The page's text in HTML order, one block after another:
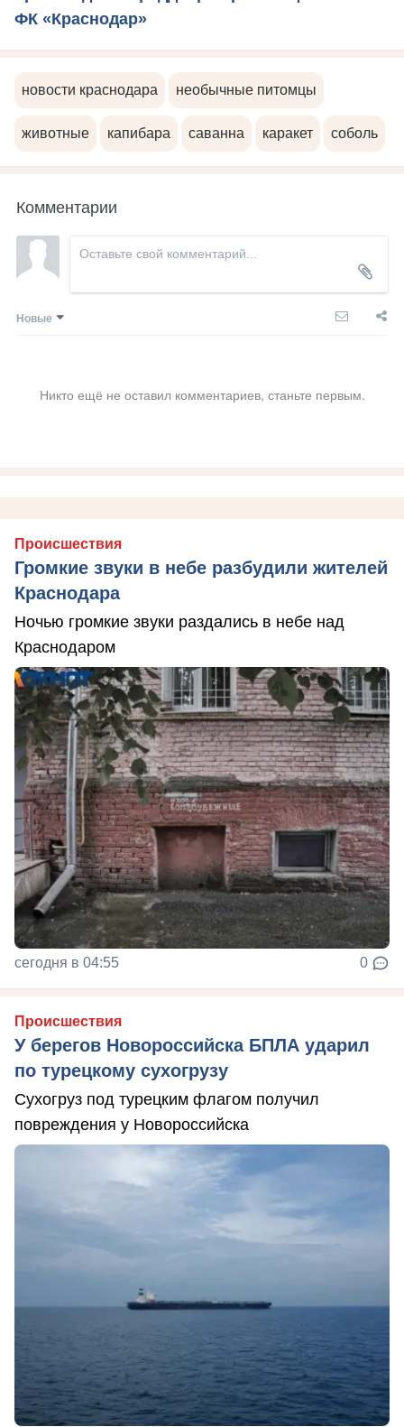
ФК «Краснодар»
новости краснодара необычные питомцы
животные капибара саванна каракет соболь
Комментарии
Новые
Никто ещё не оставил комментариев, станьте первым.
Происшествия
Громкие звуки в небе разбудили жителей
Краснодара
Ночью громкие звуки раздались в небе над
Краснодаром
сегодня в 04:55 0
Происшествия
У берегов Новороссийска БПЛА ударил
по турецкому сухогрузу
Сухогруз под турецким флагом получил
повреждения у Новороссийска